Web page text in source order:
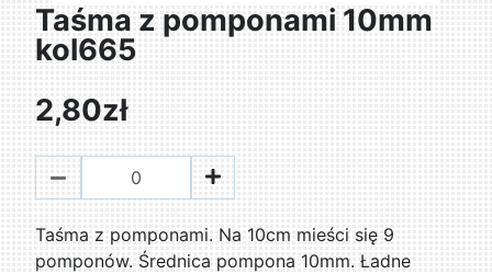
Taśma z pomponami 10mm
kol665
2,80zł
Taśma z pomponami. Na 10cm mieści się 9
pomponów. Średnica pompona 10mm. Ładne